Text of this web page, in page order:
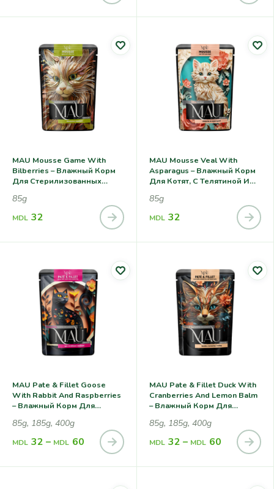
MAU Mousse Game With
Bilberries – Влажный Корм
Для Cтерилизованных
Черникой
85g
MDL 32
MAU Mousse Veal With
Asparagus – Влажный Корм
Для Котят, С Телятиной И
85g
MDL 32
MAU Pate & Fillet Goose
With Rabbit And Raspberries
– Влажный Корм Для
Гусем, Кроликом И Малиной
85g, 185g, 400g
MDL 32 – MDL 60
MAU Pate & Fillet Duck With
Cranberries And Lemon Balm
– Влажный Корм Для
Уткой, Клюквой И Мелиссой
85g, 185g, 400g
MDL 32 – MDL 60